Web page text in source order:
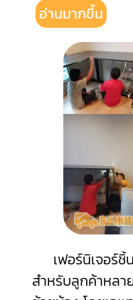
อ่านมากขึ้น
เฟอร์นิเจอร์ชิ้
สำหรับลูกค้าหล